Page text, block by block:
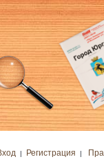
| Регистрация |